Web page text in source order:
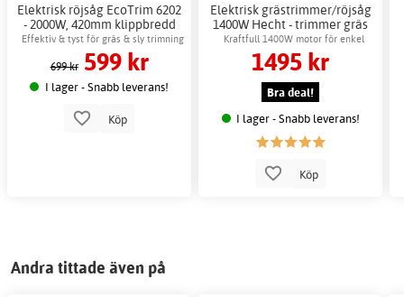
Elektrisk röjsåg EcoTrim 6202
- 2000W, 420mm klippbredd
Effektiv & tyst för gräs & sly trimning
699 kr 599 kr
I lager - Snabb leverans!
Köp
Elektrisk grästrimmer/röjsåg
1400W Hecht - trimmer gräs
effektiv
Kraftfull 1400W motor för enkel
trädgårdsskötsel
1495 kr
Bra deal!
I lager - Snabb leverans!
Köp
Andra tittade även på